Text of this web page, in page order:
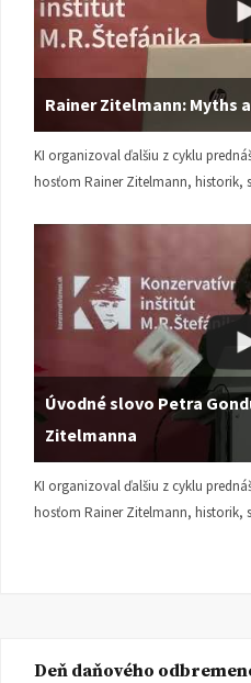
Rainer Zitelmann: Myths
KI organizoval ďalšiu z cyklu
hosťom Rainer Zitelmann,
Úvodné slovo Petra
Zitelmanna
KI organizoval ďalšiu z cyklu
hosťom Rainer Zitelmann,
Deň daňového